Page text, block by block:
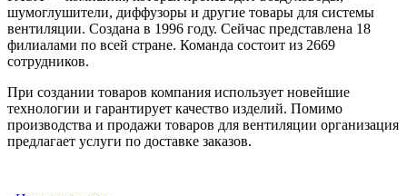
шумоглушители, диффузоры и другие товары для системы
вентиляции. Создана в 1996 году. Сейчас представлена 18
филиалами по всей стране. Команда состоит из 2669
сотрудников.
При создании товаров компания использует новейшие
технологии и гарантирует качество изделий. Помимо
производства и продажи товаров для вентиляции организация
предлагает услуги по доставке заказов.